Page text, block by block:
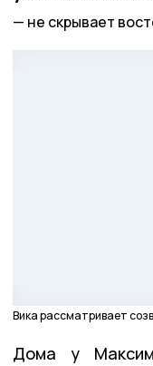
не скрывает
Вика рассматривает
Дома у